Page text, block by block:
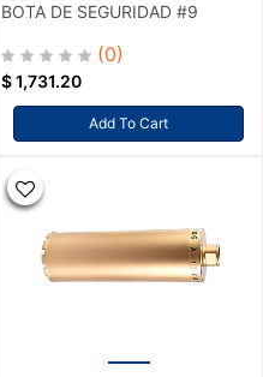
BOTA DE SEGURIDAD #9
(0)
$1,731.20
Add To Cart